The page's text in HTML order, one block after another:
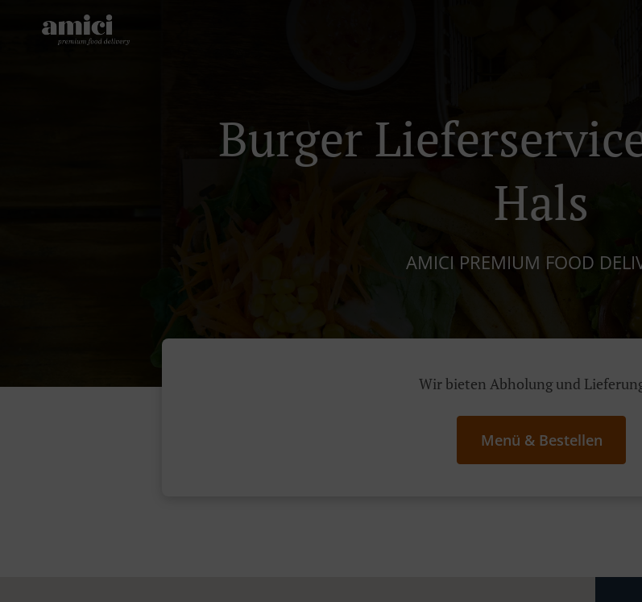
Burger
Hals
AMICI PREMIUM FOOD
Wir bieten Abholung und
Menü & Bestellen